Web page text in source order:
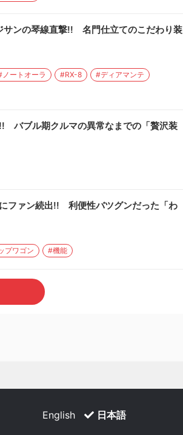
サンの琴線直撃!! 名門仕立てのこだわり装
ノートオーラ #RX-8
#ディアマンテ
バブル期クルマの異常なまでの「贅沢装
ファン続出!! 利便性バツグンだった「わ
プワゴン #機能
English 日本語